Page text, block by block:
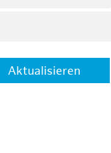
Aktualisieren